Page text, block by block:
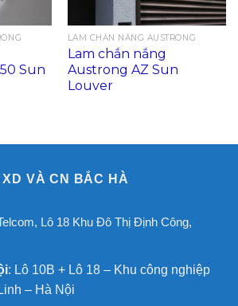
Sun
LAM CHẮN NẮNG AUSTRONG
Lam chắn nắng
Austrong AZ Sun
Louver
VÀ CN BẮC HÀ
Lô 18 Khu Đô Thị Định Công,
: Lô 10B + Lô 18 – Khu công nghiệp
– Hà Nội